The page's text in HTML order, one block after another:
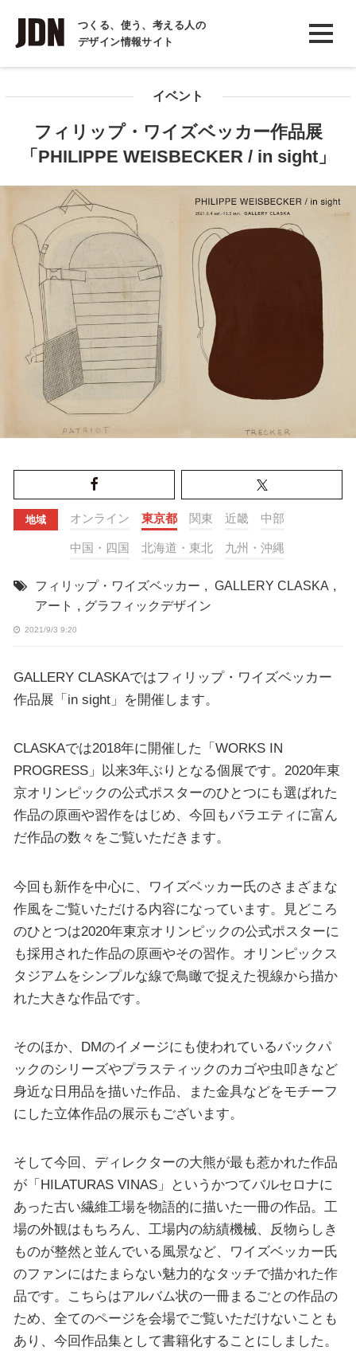
つくる、使う、考える人の
デザイン情報サイト
INTERVIEW
インタビュー
COLUMN
イベント
フィリップ・ワイズベッカー作品展
「PHILIPPE WEISBECKER / in sight」
地域 オンライン 東京都 関東 近畿 中部
中国・四国 北海道・東北 九州・沖縄
フィリップ・ワイズベッカー , GALLERY CLASKA ,
アート , グラフィックデザイン
2021/9/3 9:20
GALLERY CLASKAではフィリップ・ワイズベッカー
作品展「in sight」を開催します。
CLASKAでは2018年に開催した「WORKS IN
PROGRESS」以来3年ぶりとなる個展です。2020年東
京オリンピックの公式ポスターのひとつにも選ばれた
作品の原画や習作をはじめ、今回もバラエティに富ん
だ作品の数々をご覧いただきます。
今回も新作を中心に、ワイズベッカー氏のさまざまな
作風をご覧いただける内容になっています。見どころ
のひとつは2020年東京オリンピックの公式ポスターに
も採用された作品の原画やその習作。オリンピックス
タジアムをシンプルな線で鳥瞰で捉えた視線から描か
れた大きな作品です。
そのほか、DMのイメージにも使われているバックパ
ックのシリーズやプラスティックのカゴや虫叩きなど
身近な日用品を描いた作品、また金具などをモチーフ
にした立体作品の展示もございます。
そして今回、ディレクターの大熊が最も惹かれた作品
が「HILATURAS VINAS」というかつてバルセロナに
あった古い繊維工場を物語的に描いた一冊の作品。工
場の外観はもちろん、工場内の紡績機械、反物らしき
ものが整然と並んでいる風景など、ワイズベッカー氏
のファンにはたまらない魅力的なタッチで描かれた作
品です。こちらはアルバム状の一冊まるごとの作品の
ため、全てのページを会場でご覧いただけないことも
あり、今回作品集として書籍化することにしました。